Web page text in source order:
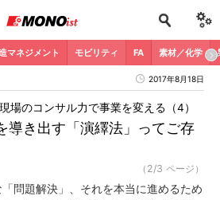
マネジメント モビリティ FA 素材／化学
2017年8月18日
導き出す「演繹法」ってご存
場のコンサル力で事業を変える（4）
（2/3 ページ）
問題解決」、それを本当に進めるため